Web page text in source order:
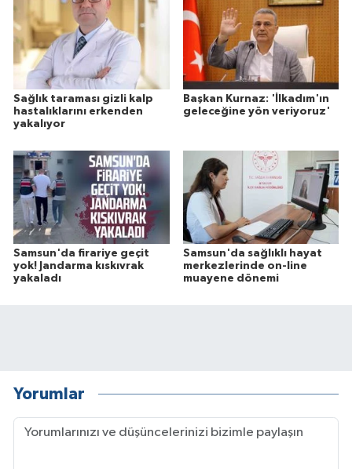
Sağlık taraması gizli kalp
hastalıklarını erkenden
yakalıyor
Başkan Kurnaz: 'İlkadım'ın
geleceğine yön veriyoruz'
Samsun'da firariye geçit
yok! Jandarma kıskıvrak
yakaladı
Samsun'da sağlıklı hayat
merkezlerinde on-line
muayene dönemi
Yorumlar